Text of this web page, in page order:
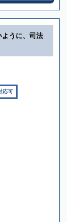
ように、司法
応可